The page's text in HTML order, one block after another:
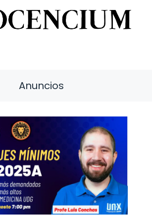
Anuncios